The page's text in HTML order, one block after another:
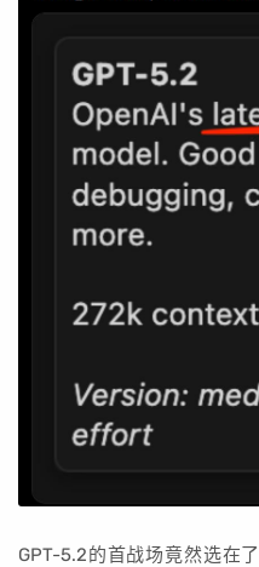
GPT-5.2的首战场竟然选在了